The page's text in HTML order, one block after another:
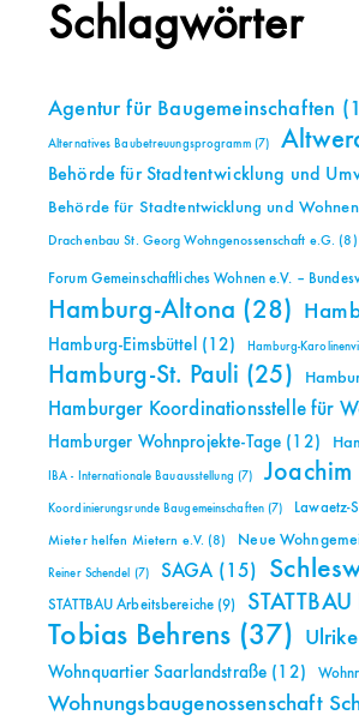
Schlagwörter
Agentur für Baugemeinschaften
Alternatives Baubetreuungsprogramm(7)
Behörde für Stadtentwicklung und
Behörde für Stadtentwicklung und Wohnen
Drachenbau St. Georg Wohngenossenschaft e.G. (8)
Forum Gemeinschaftliches Wohnen e.V. –
Hamburg-Altona (28)
Hamburg-Eimsbüttel (12) Hamburg-
Hamburg-St. Pauli (25)
Hamburger Koordinationsstelle für
Hamburger Wohnprojekte-Tage (12)
IBA - Internationale Bauausstellung (7) Joachim
Koordinierungsrunde Baugemeinschaften(7) Lawaetz-
Mieter helfen Mietern e.V. (8) Neue
Reiner Schendel (7) SAGA (15)
STATTBAU Arbeitsbereiche (9)
Tobias Behrens (37)
Wohnquartier Saarlandstraße (12)
Wohnungsbaugenossenschaft